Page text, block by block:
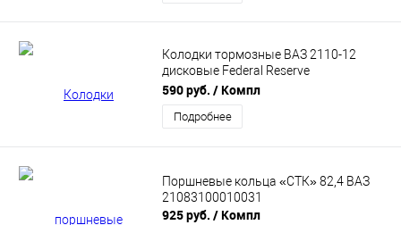
Колодки тормозные ВАЗ 2110-12
дисковые Federal Reserve
(fr21103501080)
590 руб. / Компл
Подробнее
Поршневые кольца «СТК» 82,4 ВАЗ
21083100010031
925 руб. / Компл